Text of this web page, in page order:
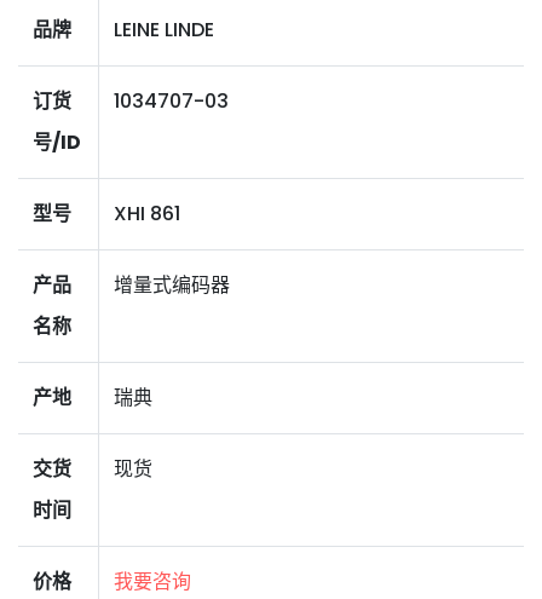
品牌 LEINE LINDE
订货
号/ID
1034707-03
型号 XHI 861
产品
名称
增量式编码器
产地 瑞典
交货
时间
现货
价格 我要咨询